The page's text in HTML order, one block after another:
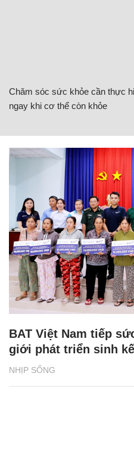
Chăm sóc sức khỏe cần thực
ngay khi cơ thể còn khỏe
NHỊP SỐNG
BAT Việt Nam tiếp
giới phát triển sinh kế